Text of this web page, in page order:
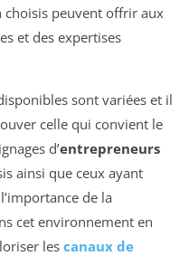
choisis peuvent offrir aux
et des expertises
sont variées et il
celle qui convient le
d’entrepreneurs
ainsi que ceux ayant
de la
cet environnement en
les canaux de